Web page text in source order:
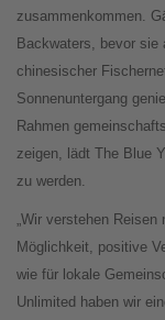
zusammenkommen.
Backwaters, bevor sie
chinesischer
Sonnenuntergang
Rahmen
zeigen, lädt The Blue
zu werden.
„Wir verstehen
Möglichkeit, positive
wie für lokale
Unlimited haben wir